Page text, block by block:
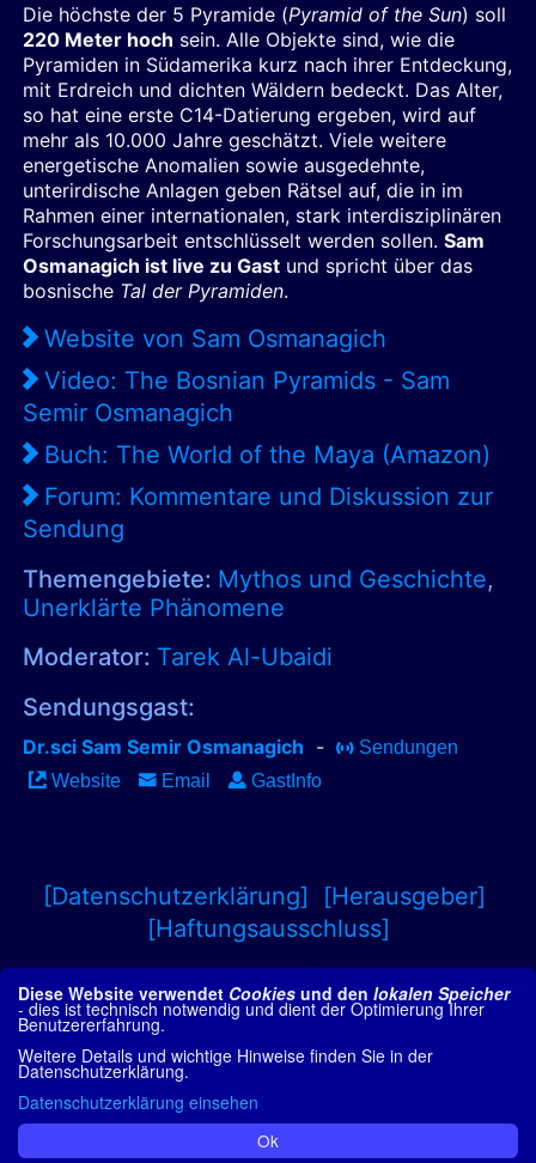
Ok
Diese Website verwendet Cookies und den lokalen Speicher
- dies ist technisch notwendig und dient der Optimierung Ihrer
Benutzererfahrung.
Weitere Details und wichtige Hinweise finden Sie in der
Datenschutzerklärung.
Datenschutzerklärung einsehen
Die höchste der 5 Pyramide (Pyramid of the Sun) soll
220 Meter hoch sein. Alle Objekte sind, wie die
Pyramiden in Südamerika kurz nach ihrer Entdeckung,
mit Erdreich und dichten Wäldern bedeckt. Das Alter,
so hat eine erste C14-Datierung ergeben, wird auf
mehr als 10.000 Jahre geschätzt. Viele weitere
energetische Anomalien sowie ausgedehnte,
unterirdische Anlagen geben Rätsel auf, die in im
Rahmen einer internationalen, stark interdisziplinären
Forschungsarbeit entschlüsselt werden sollen. Sam
Osmanagich ist live zu Gast und spricht über das
bosnische Tal der Pyramiden.
Website von Sam Osmanagich
Video: The Bosnian Pyramids - Sam
Semir Osmanagich
Buch: The World of the Maya (Amazon)
Forum: Kommentare und Diskussion zur
Sendung
Themengebiete: Mythos und Geschichte,
Unerklärte Phänomene
Moderator: Tarek Al-Ubaidi
Sendungsgast:
Dr.sci Sam Semir Osmanagich -
Sendungen
Website
Email GastInfo
[Datenschutzerklärung]
[Herausgeber]
[Haftungsausschluss]
CROPfm netradio ist einLive-Podcastmit
Interviews aus den Bereichen
Bewusstseinsforschung, paranormale
Technologien u.v.a.m. Als Amazon-Partner
verdiene ich an qualifizierten Käufen.